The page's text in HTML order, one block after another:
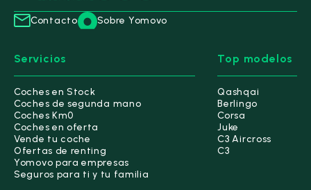
Contacto Sobre Yomovo
Servicios
Coches en Stock
Coches de segunda mano
Coches Km0
Coches en oferta
Vende tu coche
Ofertas de renting
Yomovo para empresas
Seguros para ti y tu familia
Top modelos
Qashqai
Berlingo
Corsa
Juke
C3 Aircross
C3